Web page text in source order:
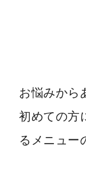
お悩みから
初めての方
るメニュー